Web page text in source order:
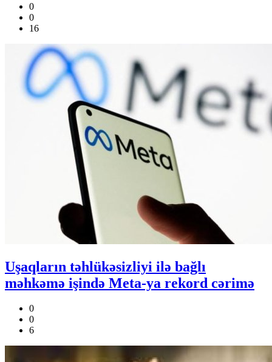
0
0
16
Uşaqların təhlükəsizliyi ilə bağlı
məhkəmə işində Meta-ya rekord cərimə
0
0
6